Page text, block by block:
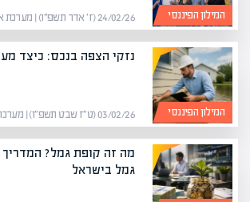
המילון הפיננסי 24/02/26 (ז׳ אדר תשפ״ו) | מערכת אפיק
המילון הפיננסי
נזקי הצפה בנכס: כיצד
03/02/26 (ט״ז שבט תשפ״ו) | מערכת אפיק
מה זה קופת גמל?
גמל בישראל